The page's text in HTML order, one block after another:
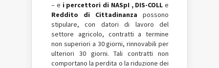
– e i percettori di NASpI , DIS-COLL e
Reddito di Cittadinanza possono
stipulare, con datori di lavoro del
settore agricolo, contratti a termine
non superiori a 30 giorni, rinnovabili per
ulteriori 30 giorni. Tali contratti non
comportano la perdita o la riduzione dei